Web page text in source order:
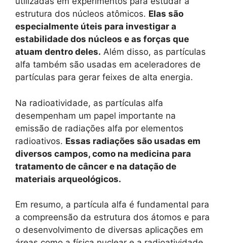
estrutura dos núcleos atômicos. Elas são
especialmente úteis para investigar a
estabilidade dos núcleos e as forças que
atuam dentro deles. Além disso, as partículas
alfa também são usadas em aceleradores de
partículas para gerar feixes de alta energia.
Na radioatividade, as partículas alfa
desempenham um papel importante na
emissão de radiações alfa por elementos
radioativos. Essas radiações são usadas em
diversos campos, como na medicina para
tratamento de câncer e na datação de
materiais arqueológicos.
Em resumo, a partícula alfa é fundamental para
a compreensão da estrutura dos átomos e para
o desenvolvimento de diversas aplicações em